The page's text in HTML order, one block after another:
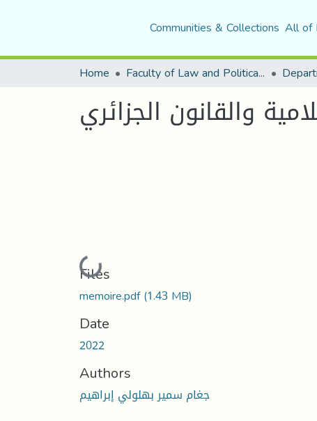
Communities & Collections All of
Home Faculty of Law and Political Science
والقانون الجزائري
Loading...
Files
memoire.pdf(1.43 MB)
Date
2022
Authors
جغام سمير بهلولي إبراهيم